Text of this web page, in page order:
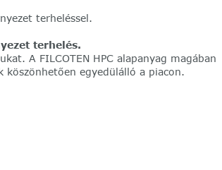
terheléssel.
terhelés.
A FILCOTEN HPC alapanyag magában
egyedülálló a piacon.